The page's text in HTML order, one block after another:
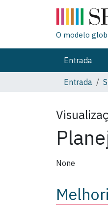
O modelo
Entrada
Entrada
None